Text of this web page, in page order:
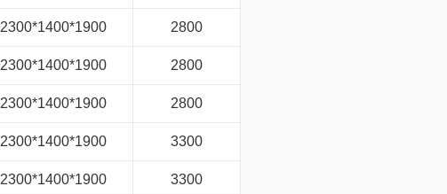
2300*1400*1900 2800
2300*1400*1900 2800
2300*1400*1900 2800
2300*1400*1900 3300
2300*1400*1900 3300